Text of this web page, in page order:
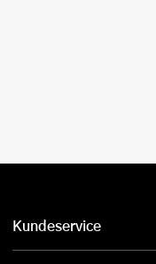
Kundeservice